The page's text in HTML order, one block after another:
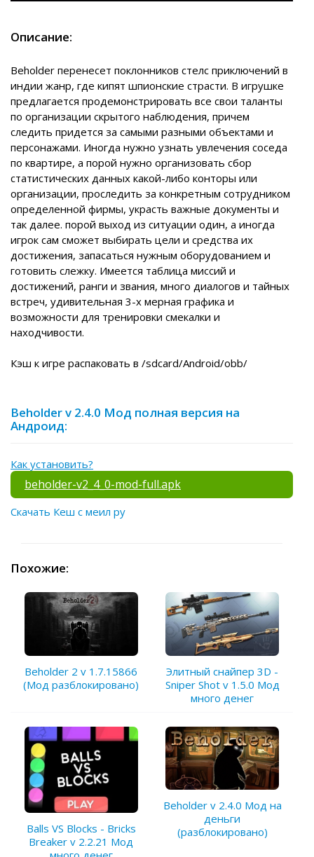
Описание:
Beholder перенесет поклонников стелс приключений в
индии жанр, где кипят шпионские страсти. В игрушке
предлагается продемонстрировать все свои таланты
по организации скрытого наблюдения, причем
следить придется за самыми разными объектами и
персонажами. Иногда нужно узнать увлечения соседа
по квартире, а порой нужно организовать сбор
статистических данных какой-либо конторы или
организации, проследить за конкретным сотрудником
определенной фирмы, украсть важные документы и
так далее. порой выход из ситуации один, а иногда
игрок сам сможет выбирать цели и средства их
достижения, запасаться нужным оборудованием и
готовить слежку. Имеется таблица миссий и
достижений, ранги и звания, много диалогов и тайных
встреч, удивительная 3-х мерная графика и
возможности для тренировки смекалки и
находчивости.
Кэш к игре распаковать в /sdcard/Android/obb/
Beholder v 2.4.0 Мод полная версия на
Андроид:
Как установить?
beholder-v2_4_0-mod-full.apk
Скачать Кеш с меил ру
Похожие:
Beholder 2 v 1.7.15866
(Мод разблокировано)
Элитный снайпер 3D -
Sniper Shot v 1.5.0 Мод
много денег
Balls VS Blocks - Bricks
Breaker v 2.2.21 Мод
Beholder v 2.4.0 Мод на
деньги
(разблокировано)